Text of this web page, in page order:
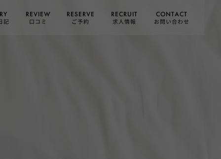
記
REVIEW
口コミ
RESERVE
ご予約
RECRUIT
求人情報
CONTACT
お問い合わせ